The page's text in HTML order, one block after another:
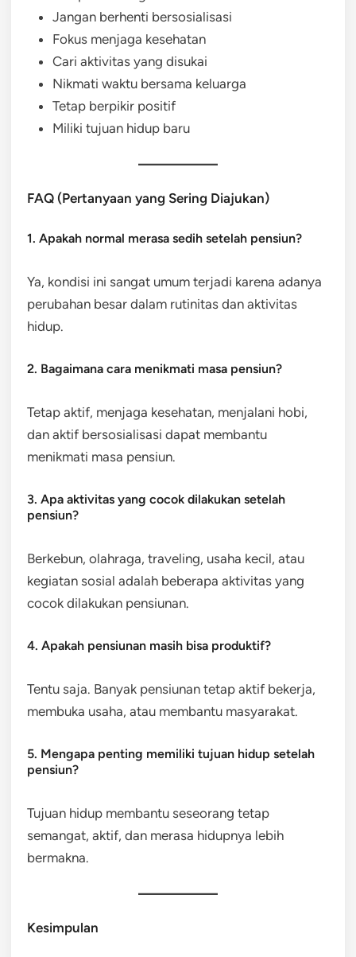
Jangan berhenti bersosialisasi
Fokus menjaga kesehatan
Cari aktivitas yang disukai
Nikmati waktu bersama keluarga
Tetap berpikir positif
Miliki tujuan hidup baru
FAQ (Pertanyaan yang Sering Diajukan)
1. Apakah normal merasa sedih setelah pensiun?
Ya, kondisi ini sangat umum terjadi karena adanya
perubahan besar dalam rutinitas dan aktivitas
hidup.
2. Bagaimana cara menikmati masa pensiun?
Tetap aktif, menjaga kesehatan, menjalani hobi,
dan aktif bersosialisasi dapat membantu
menikmati masa pensiun.
3. Apa aktivitas yang cocok dilakukan setelah
pensiun?
Berkebun, olahraga, traveling, usaha kecil, atau
kegiatan sosial adalah beberapa aktivitas yang
cocok dilakukan pensiunan.
4. Apakah pensiunan masih bisa produktif?
Tentu saja. Banyak pensiunan tetap aktif bekerja,
membuka usaha, atau membantu masyarakat.
5. Mengapa penting memiliki tujuan hidup setelah
pensiun?
Tujuan hidup membantu seseorang tetap
semangat, aktif, dan merasa hidupnya lebih
bermakna.
Kesimpulan